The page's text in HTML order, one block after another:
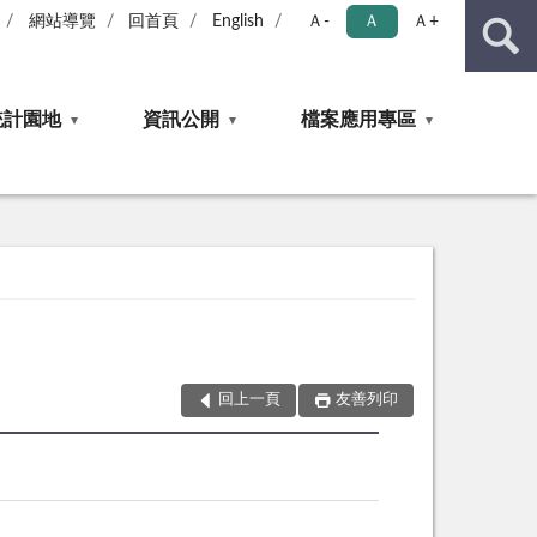
網站導覽 回首頁 English Ａ- Ａ Ａ+
計園地 資訊公開 檔案應用專區
回上一頁 友善列印